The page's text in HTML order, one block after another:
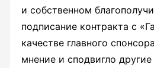
и собственном
подписание контракта с
качестве главного
мнение и сподвигло